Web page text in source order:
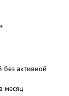
*
без активной
месяц